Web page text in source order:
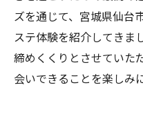
ズを通じて、宮城県仙台
ステ体験を紹介してきま
締めくくりとさせていた
会いできることを楽しみ